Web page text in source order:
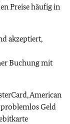
Preise häufig in
akzeptiert,
Buchung mit
American
Geld